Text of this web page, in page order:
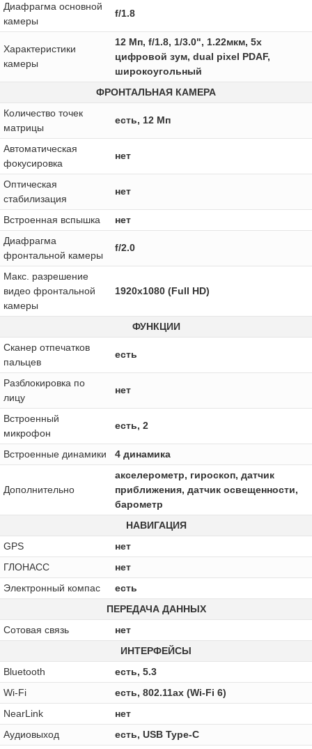
Диафрагма основной
камеры
f/1.8
Характеристики
камеры
12 Мп, f/1.8, 1/3.0", 1.22мкм, 5x
цифровой зум, dual pixel PDAF,
широкоугольный
ФРОНТАЛЬНАЯ КАМЕРА
Количество точек
матрицы
есть, 12 Мп
Автоматическая
фокусировка
нет
Оптическая
стабилизация
нет
Встроенная вспышка
нет
Диафрагма
фронтальной камеры
f/2.0
Макс. разрешение
видео фронтальной
камеры
1920x1080 (Full HD)
ФУНКЦИИ
Сканер отпечатков
пальцев
есть
Разблокировка по
лицу
нет
Встроенный
микрофон
есть, 2
Встроенные динамики 4 динамика
Дополнительно
акселерометр, гироскоп, датчик
приближения, датчик освещенности,
барометр
НАВИГАЦИЯ
GPS
нет
ГЛОНАСС
нет
Электронный компас
есть
ПЕРЕДАЧА ДАННЫХ
Сотовая связь
нет
ИНТЕРФЕЙСЫ
Bluetooth
есть, 5.3
Wi-Fi
есть, 802.11ax (Wi-Fi 6)
NearLink
нет
Аудиовыход
есть, USB Type-C